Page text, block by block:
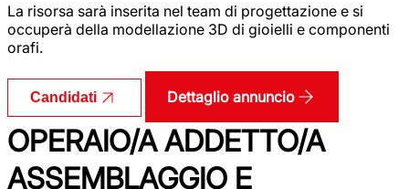
La risorsa sarà inserita nel team di progettazione e si
occuperà della modellazione 3D di gioielli e componenti
orafi.
Candidati Dettaglio annuncio
OPERAIO/A ADDETTO/A
ASSEMBLAGGIO E